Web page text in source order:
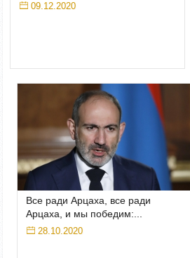
09.12.2020
Все ради Арцаха, все ради
Арцаха, и мы победим:...
28.10.2020